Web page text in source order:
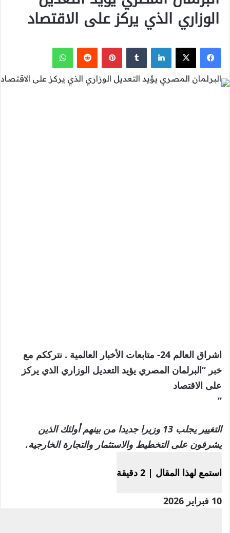
الوزاري الذي يركز على الاقتصاد
فيسبوك
‫X لينكدإن بينتيريست واتساب
اشراق العالم 24- متابعات الأخبار العالمية . نترككم مع
خبر “البرلمان المصري يؤيد التعديل الوزاري الذي يركز
على الاقتصاد
”
التغيير يجلب 13 وزيرا جديدا من بينهم أولئك الذين
يشرفون على التخطيط والاستثمار والتجارة الخارجية.
استمع لهذا المقال | 2 دقيقة
تم
10 فبراير 2026